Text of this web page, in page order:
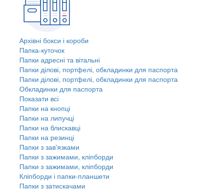
Архівні бокси і короби
Папка-куточок
Папки адресні та вітальні
Папки ділові, портфелі, обкладинки для паспорта
Папки ділові, портфелі, обкладинки для паспорта
Обкладинки для паспорта
Показати всі
Папки на кнопці
Папки на липучці
Папки на блискавці
Папки на резинці
Папки з зав'язками
Папки з зажимами, кліпборди
Папки з зажимами, кліпборди
Кліпборди і папки-планшети
Папки з затискачами